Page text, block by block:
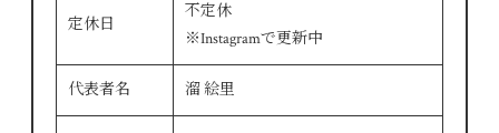
定休日
不定休
※Instagramで更新中
代表者名 溜 絵里